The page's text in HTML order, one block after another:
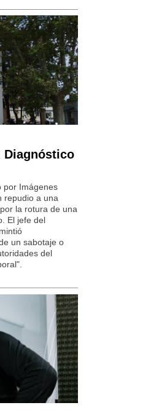
Diagnóstico
por Imágenes
repudio a una
la rotura de una
El jefe del
un sabotaje o
del